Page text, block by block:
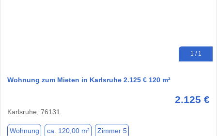
1 / 1
Wohnung zum Mieten in Karlsruhe 2.125 € 120 m²
2.125 €
Karlsruhe, 76131
Wohnung ca. 120,00 m² Zimmer 5